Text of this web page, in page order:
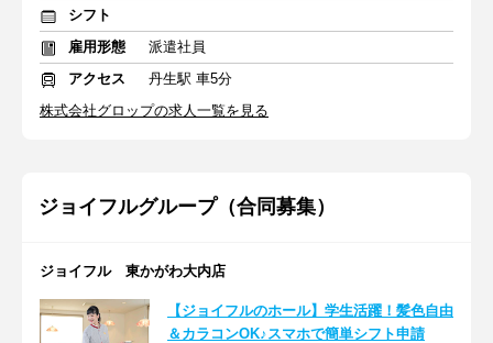
シフト
雇用形態
派遣社員
アクセス
丹生駅 車5分
株式会社グロップの求人一覧を見る
ジョイフルグループ（合同募集）
ジョイフル 東かがわ大内店
【ジョイフルのホール】学生活躍！髪色自由
＆カラコンOK♪スマホで簡単シフト申請